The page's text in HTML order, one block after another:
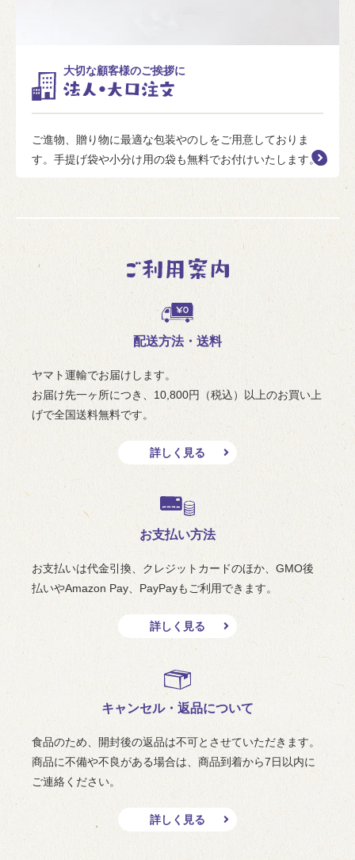
大切な顧客様のご挨拶に
ご進物、贈り物に最適な包装やのしをご用意しておりま
す。手提げ袋や小分け用の袋も無料でお付けいたします。
配送方法・送料
ヤマト運輸でお届けします。
お届け先一ヶ所につき、10,800円（税込）以上のお買い上
げで全国送料無料です。
詳しく見る
お支払い方法
お支払いは代金引換、クレジットカードのほか、GMO後
払いやAmazon Pay、PayPayもご利用できます。
詳しく見る
キャンセル・返品について
食品のため、開封後の返品は不可とさせていただきます。
商品に不備や不良がある場合は、商品到着から7日以内に
ご連絡ください。
詳しく見る